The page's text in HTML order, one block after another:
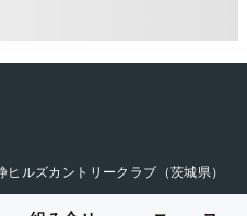
ヒルズカントリークラブ（茨城県）